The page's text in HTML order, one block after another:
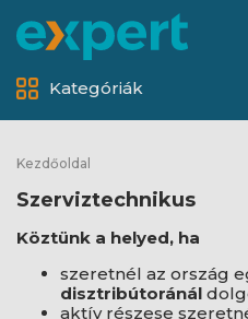
Kategóriák
Kezdőoldal
Szerviztechnikus
Köztünk a helyed, ha
szeretnél az ország
disztribútoránál
aktív részese